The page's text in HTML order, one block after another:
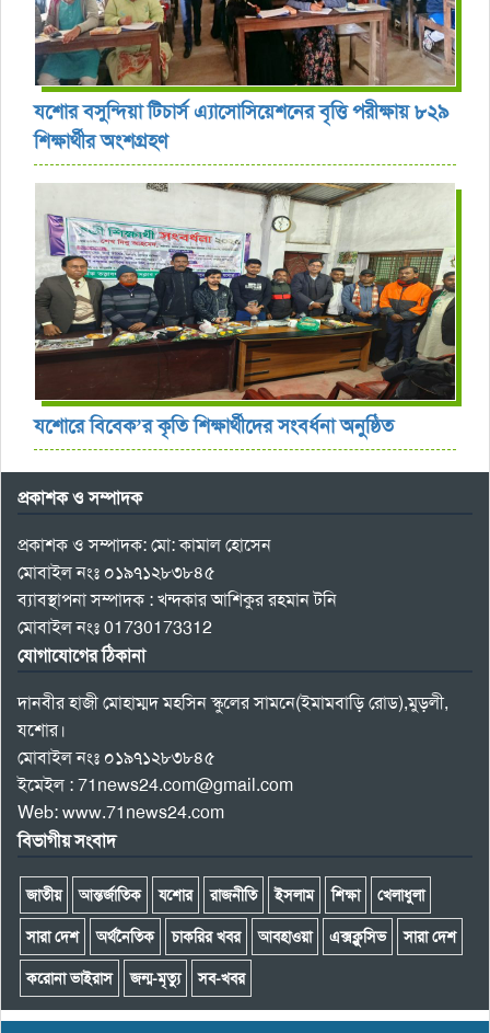
যশোর বসুন্দিয়া টিচার্স এ্যাসোসিয়েশনের বৃত্তি পরীক্ষায় ৮২৯
শিক্ষার্থীর অংশগ্রহণ
যশোরে বিবেক’র কৃতি শিক্ষার্থীদের সংবর্ধনা অনুষ্ঠিত
প্রকাশক ও সম্পাদক
প্রকাশক ও সম্পাদক: মো: কামাল হোসেন
মোবাইল নংঃ ০১৯৭১২৮৩৮৪৫
ব্যাবস্থাপনা সম্পাদক : খন্দকার আশিকুর রহমান টনি
মোবাইল নংঃ 01730173312
যোগাযোগের ঠিকানা
দানবীর হাজী মোহাম্মদ মহসিন স্কুলের সামনে(ইমামবাড়ি রোড),মুড়লী,
যশোর।
মোবাইল নংঃ ০১৯৭১২৮৩৮৪৫
ইমেইল : 71news24.com@gmail.com
Web: www.71news24.com
বিভাগীয় সংবাদ
জাতীয় আন্তর্জাতিক যশোর রাজনীতি ইসলাম শিক্ষা খেলাধুলা
সারা দেশ অর্থনৈতিক চাকরির খবর আবহাওয়া এক্সক্লুসিভ সারা দেশ
করোনা ভাইরাস জন্ম-মৃত্যু সব-খবর